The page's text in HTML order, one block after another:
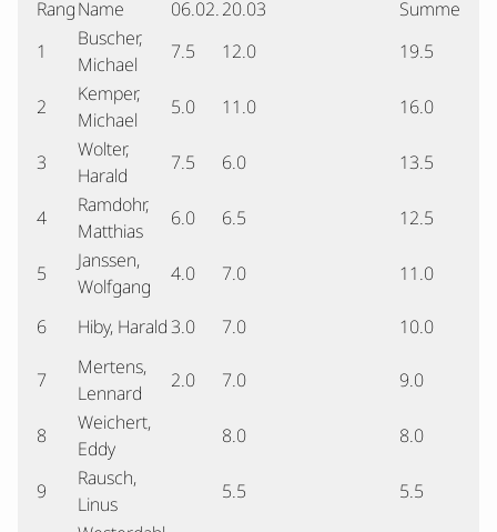
RangName 06.02.20.03
Summe
1
Buscher,
Michael
7.5 12.0 19.5
2
Kemper,
Michael
5.0 11.0 16.0
3
Wolter,
Harald
7.5 6.0 13.5
4
Ramdohr,
Matthias
6.0 6.5 12.5
5
Janssen,
Wolfgang
4.0 7.0 11.0
6 Hiby, Harald3.0 7.0 10.0
7
Mertens,
Lennard
2.0 7.0 9.0
8
Weichert,
Eddy
8.0 8.0
9
Rausch,
Linus
5.5 5.5